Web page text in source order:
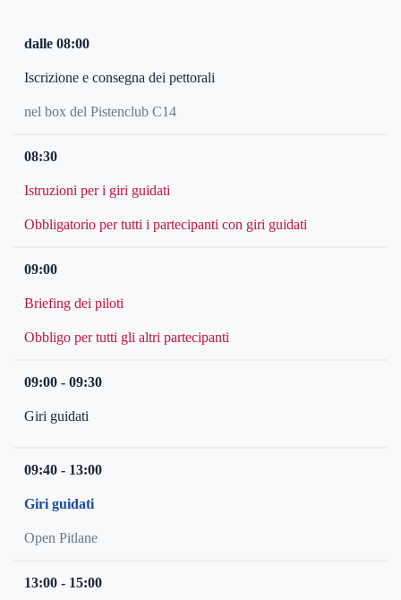
dalle 08:00
Iscrizione e consegna dei pettorali
nel box del Pistenclub C14
08:30
Istruzioni per i giri guidati
Obbligatorio per tutti i partecipanti con giri guidati
09:00
Briefing dei piloti
Obbligo per tutti gli altri partecipanti
09:00 - 09:30
Giri guidati
09:40 - 13:00
Giri guidati
Open Pitlane
13:00 - 15:00